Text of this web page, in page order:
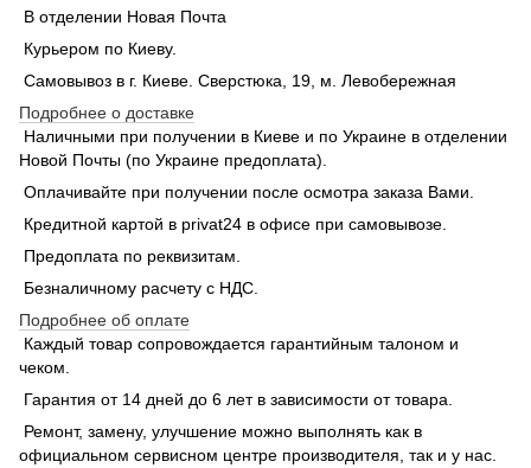
В отделении Новая Почта
Курьером по Киеву.
Самовывоз в г. Киеве. Сверстюка, 19, м. Левобережная
Подробнее о доставке
Наличными при получении в Киеве и по Украине в отделении
Новой Почты (по Украине предоплата).
Оплачивайте при получении после осмотра заказа Вами.
Кредитной картой в privat24 в офисе при самовывозе.
Предоплата по реквизитам.
Безналичному расчету с НДС.
Подробнее об оплате
Каждый товар сопровождается гарантийным талоном и
чеком.
Гарантия от 14 дней до 6 лет в зависимости от товара.
Ремонт, замену, улучшение можно выполнять как в
официальном сервисном центре производителя, так и у нас.